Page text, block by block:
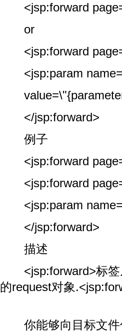
<jsp:forward
or
<jsp:forward
<jsp:param
</jsp:forward>
例子
<jsp:forward
<jsp:forward
<jsp:param
</jsp:forward>
描述
<jsp:forward>标签
的request对象
你能够向目标文件